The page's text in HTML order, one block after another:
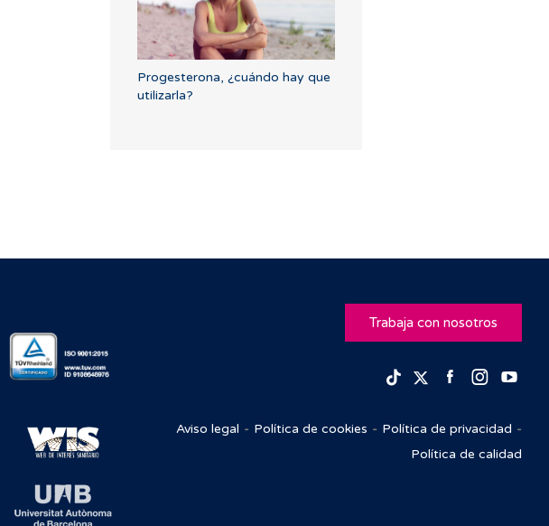
Progesterona, ¿cuándo hay que
utilizarla?
Trabaja con nosotros
TikTokTwitterFacebook
Aviso legal Política de cookies
Política de privacidad
Política de calidad